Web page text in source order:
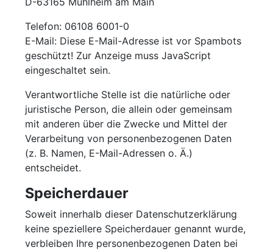
Telefon: 06108 6001-0
E-Mail: Diese E-Mail-Adresse ist vor Spambots
geschützt! Zur Anzeige muss JavaScript
eingeschaltet sein.
Verantwortliche Stelle ist die natürliche oder
juristische Person, die allein oder gemeinsam
mit anderen über die Zwecke und Mittel der
Verarbeitung von personenbezogenen Daten
(z. B. Namen, E-Mail-Adressen o. Ä.)
entscheidet.
Speicherdauer
Soweit innerhalb dieser Datenschutzerklärung
keine speziellere Speicherdauer genannt wurde,
verbleiben Ihre personenbezogenen Daten bei